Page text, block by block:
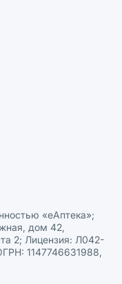
данных
«еАптека»;
дом 42,
2; Лицензия: Л042-
1147746631988,